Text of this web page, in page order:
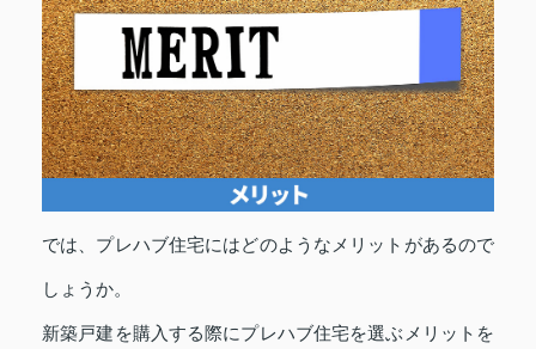
では、プレハブ住宅にはどのようなメリットがあるので
しょうか。
新築戸建を購入する際にプレハブ住宅を選ぶメリットを